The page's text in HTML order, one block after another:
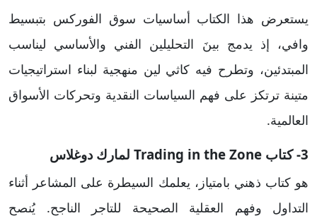
يستعرض هذا الكتاب أساسيات سوق الفوركس بتبسيط
وافي، إذ يدمج بينَ التحليلين الفني والأساسي ليناسب
المبتدئين، وتطرح فيه كاثي لين منهجية لبناء استراتيجيات
متينة ترتكز على فهم السياسات النقدية وتحركات الأسواق
العالمية.
3- كتاب Trading in the Zone لمارك دوغلاس
هو كتاب ذهني بامتياز، يعلمك السيطرة على المشاعر أثناء
التداول وفهم العقلية الصحيحة للتاجر الناجح. يُنصح